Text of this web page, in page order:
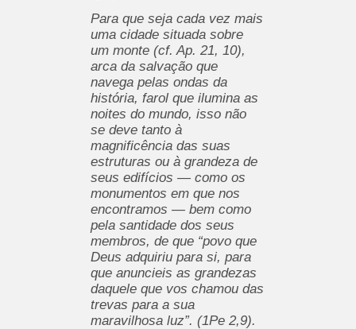
Para que seja cada vez mais
uma cidade situada sobre
um monte (cf. Ap. 21, 10),
arca da salvação que
navega pelas ondas da
história, farol que ilumina as
noites do mundo, isso não
se deve tanto à
magnificência das suas
estruturas ou à grandeza de
seus edifícios — como os
monumentos em que nos
encontramos — bem como
pela santidade dos seus
membros, de que “povo que
Deus adquiriu para si, para
que anuncieis as grandezas
daquele que vos chamou das
trevas para a sua
maravilhosa luz”. (1Pe 2,9).